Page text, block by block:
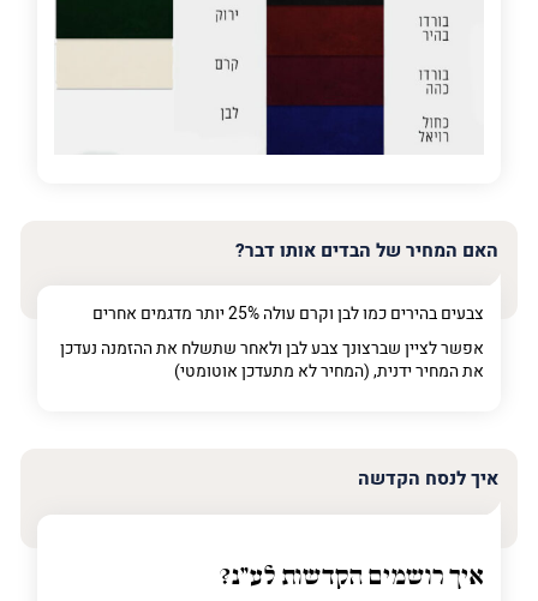
פרט על מה מדובר
האם המחיר של הבדים אותו דבר?
צבעים בהירים כמו לבן וקרם עולה 25% יותר מדגמים אחרים
אפשר לציין שברצונך צבע לבן ולאחר שתשלח את ההזמנה נעדכן
את המחיר ידנית, (המחיר לא מתעדכן אוטומטי)
איך לנסח הקדשה
איך רושמים הקדשות לע"נ?